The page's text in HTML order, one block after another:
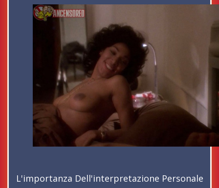
L'importanza Dell'interpretazione Personale